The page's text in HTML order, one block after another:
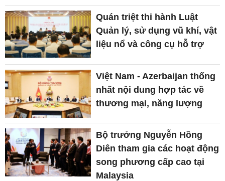
Quán triệt thi hành Luật
Quản lý, sử dụng vũ khí, vật
liệu nổ và công cụ hỗ trợ
Việt Nam - Azerbaijan thống
nhất nội dung hợp tác về
thương mại, năng lượng
Bộ trưởng Nguyễn Hồng
Diên tham gia các hoạt động
song phương cấp cao tại
Malaysia